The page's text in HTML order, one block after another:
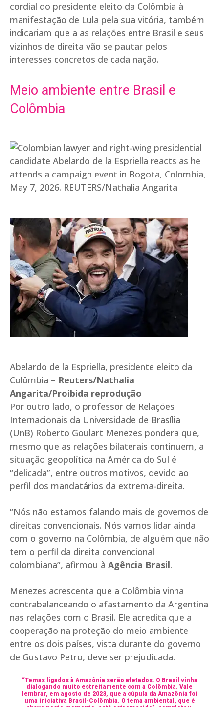
cordial do presidente eleito da Colômbia à
manifestação de Lula pela sua vitória, também
indicariam que a as relações entre Brasil e seus
vizinhos de direita vão se pautar pelos
interesses concretos de cada nação.
Meio ambiente entre Brasil e
Colômbia
Abelardo de la Espriella, presidente eleito da
Colômbia – Reuters/Nathalia
Angarita/Proibida reprodução
Por outro lado, o professor de Relações
Internacionais da Universidade de Brasília
(UnB) Roberto Goulart Menezes pondera que,
mesmo que as relações bilaterais continuem, a
situação geopolítica na América do Sul é
“delicada”, entre outros motivos, devido ao
perfil dos mandatários da extrema-direita.
“Nós não estamos falando mais de governos de
direitas convencionais. Nós vamos lidar ainda
com o governo na Colômbia, de alguém que não
tem o perfil da direita convencional
colombiana”, afirmou à Agência Brasil.
Menezes acrescenta que a Colômbia vinha
contrabalanceando o afastamento da Argentina
nas relações com o Brasil. Ele acredita que a
cooperação na proteção do meio ambiente
entre os dois países, vista durante do governo
de Gustavo Petro, deve ser prejudicada.
“Temas ligados à Amazônia serão afetados. O Brasil vinha
dialogando muito estreitamente com a Colômbia. Vale
lembrar, em agosto de 2023, que a cúpula da Amazônia foi
uma iniciativa Brasil-Colômbia. O tema ambiental, que é